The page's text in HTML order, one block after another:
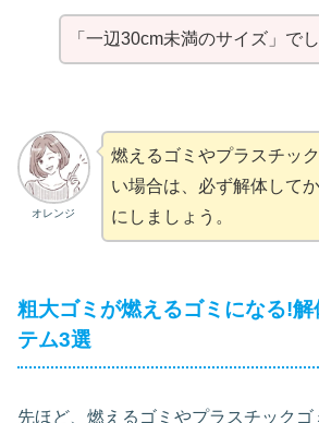
「一辺30cm未満のサイズ」で
オレンジ
燃えるゴミやプラスチッ
い場合は、必ず解体して
にしましょう。
粗大ゴミが燃えるゴミになる!解
テム3選
先ほど、燃えるゴミやプラスチック